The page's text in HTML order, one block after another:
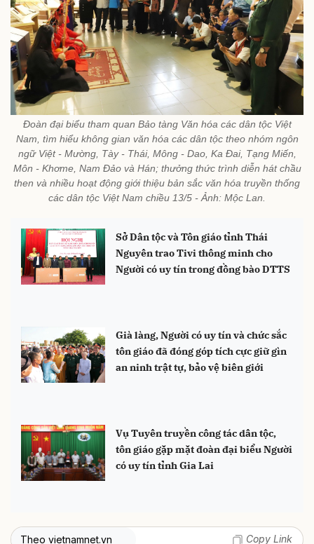
Đoàn đại biểu tham quan Bảo tàng Văn hóa các dân tộc Việt
Nam, tìm hiểu không gian văn hóa các dân tộc theo nhóm ngôn
ngữ Việt - Mường, Tày - Thái, Mông - Dao, Ka Đai, Tạng Miến,
Môn - Khơme, Nam Đảo và Hán; thưởng thức trình diễn hát chầu
then và nhiều hoạt động giới thiệu bản sắc văn hóa truyền thống
các dân tộc Việt Nam chiều 13/5 - Ảnh: Mộc Lan.
Sở Dân tộc và Tôn giáo tỉnh Thái
Nguyên trao Tivi thông minh cho
Người có uy tín trong đồng bào DTTS
Già làng, Người có uy tín và chức sắc
tôn giáo đã đóng góp tích cực giữ gìn
an ninh trật tự, bảo vệ biên giới
Vụ Tuyên truyền công tác dân tộc,
tôn giáo gặp mặt đoàn đại biểu Người
có uy tín tỉnh Gia Lai
Theo vietnamnet.vn Copy Link